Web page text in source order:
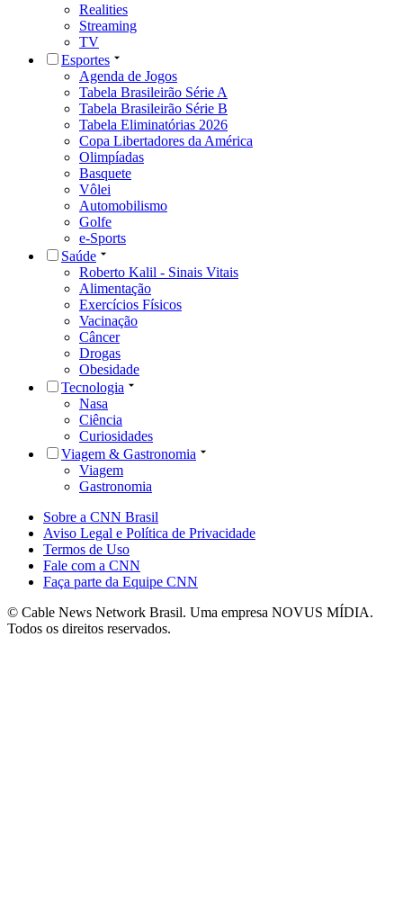
Realities
Streaming
TV
Esportes
Agenda de Jogos
Tabela Brasileirão Série A
Tabela Brasileirão Série B
Tabela Eliminatórias 2026
Copa Libertadores da América
Olimpíadas
Basquete
Vôlei
Automobilismo
Golfe
e-Sports
Saúde
Roberto Kalil - Sinais Vitais
Alimentação
Exercícios Físicos
Vacinação
Câncer
Drogas
Obesidade
Tecnologia
Nasa
Ciência
Curiosidades
Viagem & Gastronomia
Viagem
Gastronomia
Sobre a CNN Brasil
Aviso Legal e Política de Privacidade
Termos de Uso
Fale com a CNN
Faça parte da Equipe CNN
© Cable News Network Brasil. Uma empresa NOVUS MÍDIA.
Todos os direitos reservados.